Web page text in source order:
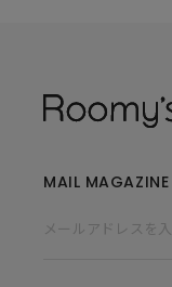
MAIL MAGAZINE